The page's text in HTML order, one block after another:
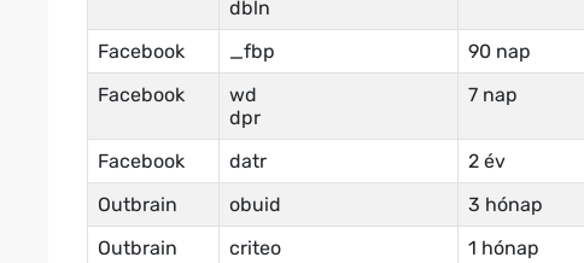
dbln
Facebook _fbp 90 nap
Facebook
wd
dpr
7 nap
Facebook datr 2 év
Outbrain
obuid 3 hónap
Outbrain
criteo 1 hónap